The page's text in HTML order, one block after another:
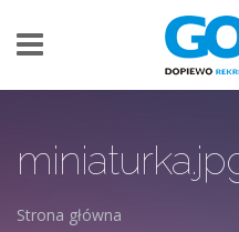
Strona główna